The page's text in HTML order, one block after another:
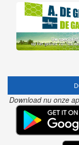
Download nu onze